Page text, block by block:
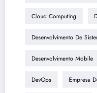
Cloud Computing
Desenvolvimento De
Desenvolvimento Mobile
DevOps Empresa